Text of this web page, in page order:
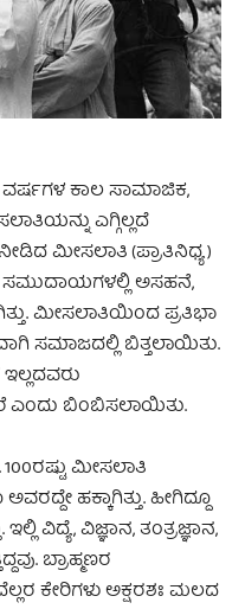
ಕಾಲ ಸಾಮಾಜಿಕ,
ಎಗ್ಗಿಲ್ಲದೆ
ಮೀಸಲಾತಿ (ಪ್ರಾತಿನಿಧ್ಯ)
ಸಮುದಾಯಗಳಲ್ಲಿ ಅಸಹನೆ,
ಮೀಸಲಾತಿಯಿಂದ ಪ್ರತಿಭಾ
ಸಮಾಜದಲ್ಲಿ ಬಿತ್ತಲಾಯಿತು.
ಎಂದು ಬಿಂಬಿಸಲಾಯಿತು.
ಮೀಸಲಾತಿ
ಹಕ್ಕಾಗಿತ್ತು. ಹೀಗಿದ್ದೂ
ವಿದ್ಯೆ, ವಿಜ್ಞಾನ, ತಂತ್ರಜ್ಞಾನ,
ಬ್ರಾಹ್ಮಣರ
ಕೇರಿಗಳು ಅಕ್ಷರಶಃ ಮಲದ